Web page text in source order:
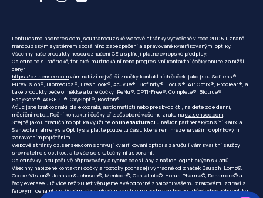
Lentillesmoinscheres.com jsou francouzské webové stránky vytvořené v roce 2005, uznané
francouzským systémem sociálního zabezpečení a spravované kvalifikovanými optiky.
Všechny naše produkty nesou označení CE a splňují platné evropské předpisy.
Objednejte si sférické, torické, multifokální nebo progresivní kontaktní čočky online za nižší
ceny:
https://cz.sensee.comvám nabízí největší značky kontaktních čoček, jako jsou SofLens®,
PureVision®, Biomedics®, FreshLook®, Acuvue®, Biofinity®, Focus®, Air Optix®, Proclear®, a
také produkty péče o měkké a tuhé čočky: ReNu®, OPTI-Free®, Complete®, Biotrue®,
EasySept®, AOSEPT®, OxySept®, Boston®...
Ať už jste krátkozrakí, dalekozrakí, astigmatičtí nebo presbyopičtí, najdete zde denní,
měsíční nebo... Roční kontaktní čočky přizpůsobené vašemu zraku nacz.sensee.com.
Stejně jako u tradičního optika využijteonline fakturaci u našich partnerských sítí Kalixia,
Santéclair, almerys a Optilys a plaťte pouze tu část, která není hrazena vaším doplňkovým
zdravotním pojištěním.
Webové stránkycz.sensee.com spravují kvalifikovaní optici a zaručují vám kvalitní služby
srovnatelné s optikou, a to vše se skutečnými úsporami.
Objednávky jsou pečlivě připravovány a rychle odesílány z našich logistických skladů.
Všechny nabízené kontaktní čočky a roztoky pocházejí výhradně od značek Bausch+Lomb©,
CooperVision©, Johnson&Johnson©, Menicon©, Ophtalmic©, Horus Pharma©, Densmore© a
řady eversee. Již více než 20 let věnujeme své odborné znalosti vašemu zrakovému zdraví s
férovými cenami, vstřícným zákaznickým servisem a podporou hodnou důvěryhodného optika.